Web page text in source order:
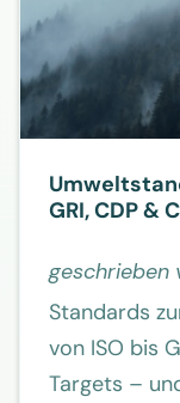
GRI, CDP &
geschrieben
Standards
von ISO bis
Targets –